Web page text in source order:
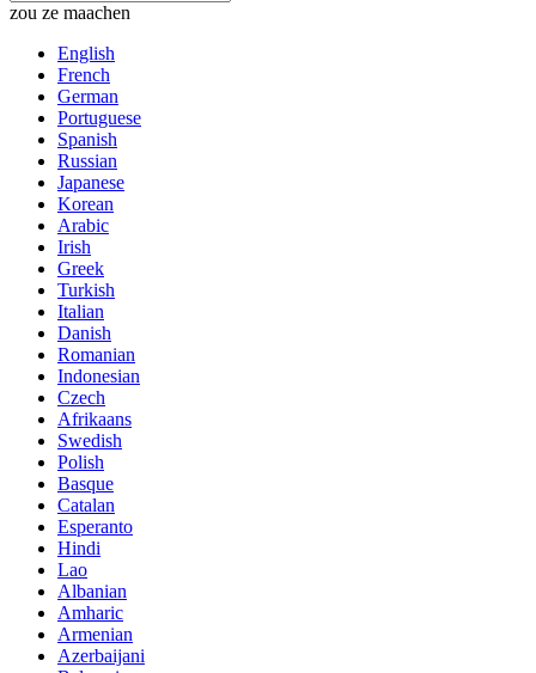
zou ze maachen
English
French
German
Portuguese
Spanish
Russian
Japanese
Korean
Arabic
Irish
Greek
Turkish
Italian
Danish
Romanian
Indonesian
Czech
Afrikaans
Swedish
Polish
Basque
Catalan
Esperanto
Hindi
Lao
Albanian
Amharic
Armenian
Azerbaijani